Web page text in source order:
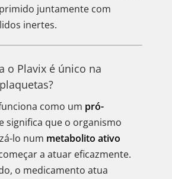
juntamente com
inertes.
o Plavix é único na
como um pró-
significa que o organismo
lo num metabolito ativo
a atuar eficazmente.
o medicamento atua